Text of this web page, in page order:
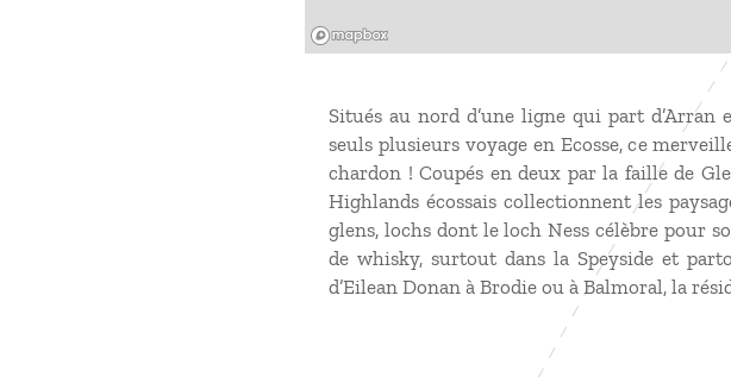
Situés au nord d’une ligne qui part
seuls plusieurs voyage en Ecosse, ce
chardon ! Coupés en deux par la faille de
Highlands écossais collectionnent les
glens, lochs dont le loch Ness célèbre pour
de whisky, surtout dans la Speyside et
d’Eilean Donan à Brodie ou à Balmoral, la